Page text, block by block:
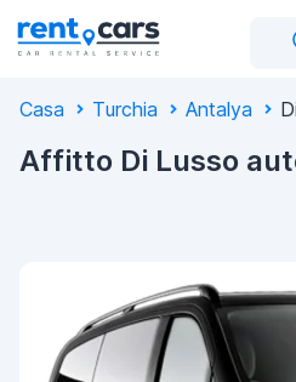
Casa Turchia Antalya
Affitto Di Lusso